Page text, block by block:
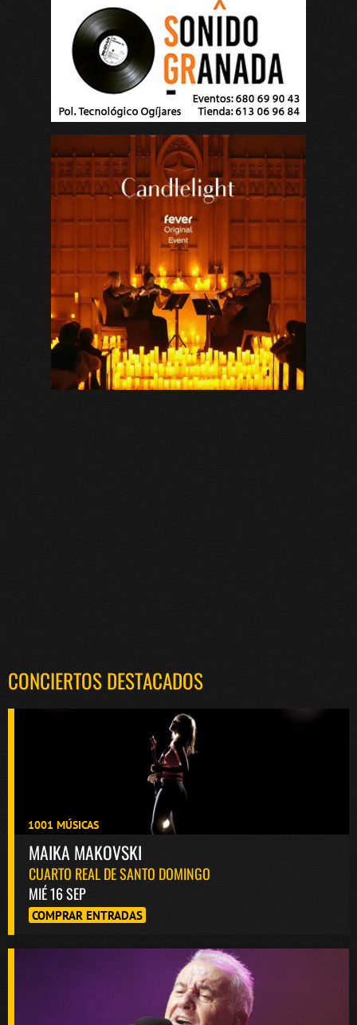
CONCIERTOS DESTACADOS
1001 MÚSICAS
MAIKA MAKOVSKI
CUARTO REAL DE SANTO DOMINGO
MIÉ 16 SEP
COMPRAR ENTRADAS